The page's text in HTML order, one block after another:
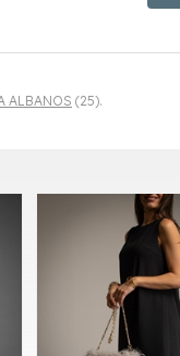
ALBANOS (25).